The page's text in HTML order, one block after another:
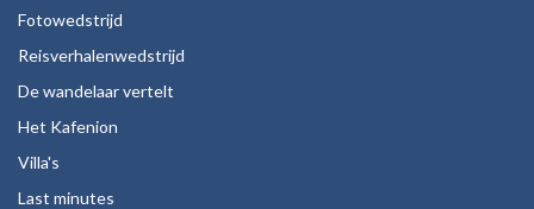
Fotowedstrijd
Reisverhalenwedstrijd
De wandelaar vertelt
Het Kafenion
Villa's
Last minutes